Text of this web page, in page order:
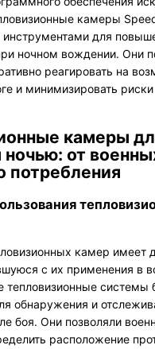
камеры
для
ночном вождении. Они
реагировать на
и минимизировать риски
камеры
от
потребления
камер имеет
с их применения в
тепловизионные системы
обнаружения и
боя. Они позволяли
расположение